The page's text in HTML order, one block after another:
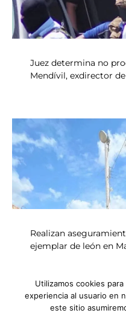
Juez determina no
Mendívil, exdirector
Realizan
ejemplar de león en
INICIO
Utilizamos cookies
experiencia al usuario en
este sitio